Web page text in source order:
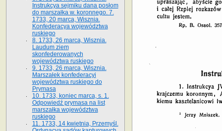
Instrukcya sejmiku dana posłom
do marszałka w. koronnego. 7.
1733, 20 marca, Wisznia.
Konfederacya województwa
ruskiego
8. 1733, 26 marca, Wisznia.
Laudum ziem
skonfederowanych
województwa ruskiego
9. 1733, 26 marca, Wisznia.
Marszałek konfederacyi
województwa ruskiego do
Prymasa
10. 1733, koniec marca, s. 1.
Odpowiedź prymasa na list
marszałka województwa
ruskiego
11. 1733, 14 kwietnia, Przemyśl.